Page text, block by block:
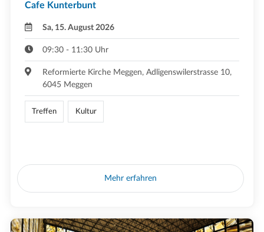
Cafe Kunterbunt
Sa, 15. August 2026
09:30 - 11:30 Uhr
Reformierte Kirche Meggen, Adligenswilerstrasse 10,
6045 Meggen
Treffen Kultur
Mehr erfahren